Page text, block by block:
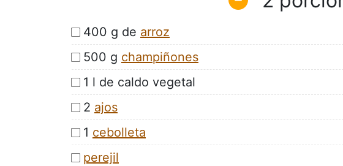
400 g de arroz
500 g champiñones
1 l de caldo vegetal
2 ajos
1 cebolleta
perejil